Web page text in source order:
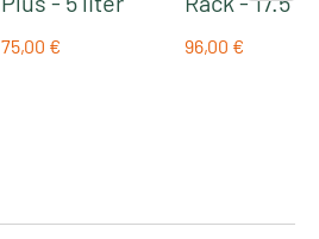
te
Regulärer Preis:
75,00 €
wasserdich
Regulärer
96,00 €